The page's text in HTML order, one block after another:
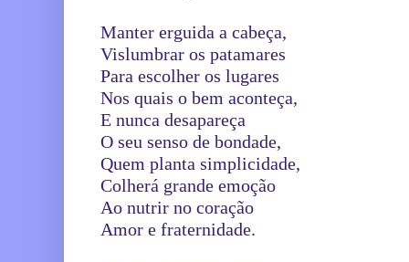
Manter erguida a cabeça,
Vislumbrar os patamares
Para escolher os lugares
Nos quais o bem aconteça,
E nunca desapareça
O seu senso de bondade,
Quem planta simplicidade,
Colherá grande emoção
Ao nutrir no coração
Amor e fraternidade.